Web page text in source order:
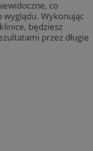
co
wyglądu. Wykonując
będziesz
przez długie